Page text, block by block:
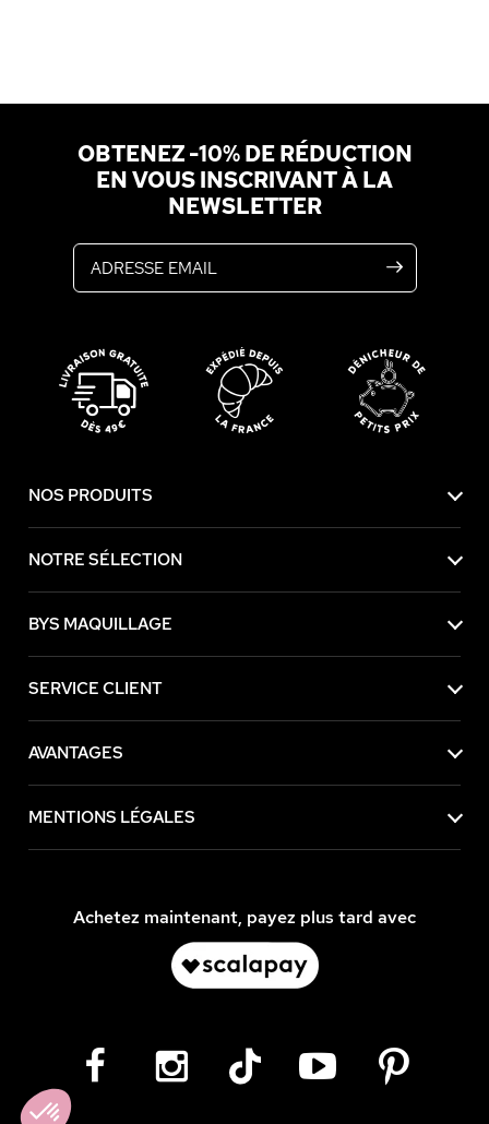
OBTENEZ -10% DE RÉDUCTION
EN VOUS INSCRIVANT À LA
NEWSLETTER
NOS PRODUITS
NOTRE SÉLECTION
BYS MAQUILLAGE
SERVICE CLIENT
AVANTAGES
MENTIONS LÉGALES
Achetez maintenant, payez plus tard avec